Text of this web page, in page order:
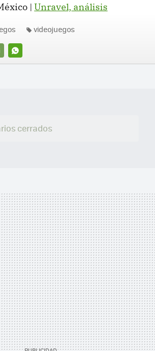
| Unravel, análisis
WHATSAPP
videojuegos
cerrados